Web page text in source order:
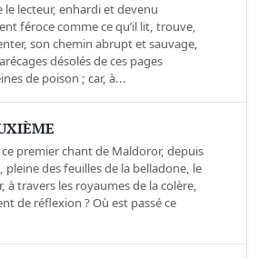
le lecteur, enhardi et devenu
féroce comme ce qu’il lit, trouve,
son chemin abrupt et sauvage,
désolés de ces pages
de poison ; car, à...
ce premier chant de Maldoror, depuis
pleine des feuilles de la belladone, le
à travers les royaumes de la colère,
de réflexion ? Où est passé ce